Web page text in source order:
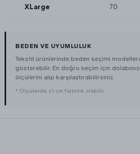
XLarge 70
BEDEN VE UYUMLULUK
Tekstil ürünlerinde beden seçimi
gösterebilir. En doğru seçim için
ölçülerini alıp karşılaştırabilirsiniz.
* Ölçülerde ±1 cm farklılık olabilir.